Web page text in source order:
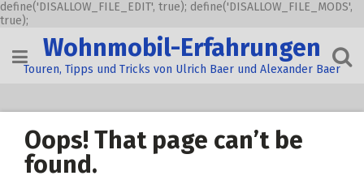
define('DISALLOW_FILE_EDIT', true); define('DISALLOW_FILE_MODS',
true);
content
Wohnmobil-Erfahrungen
Touren, Tipps und Tricks von Ulrich Baer und Alexander Baer
Oops! That page can’t be
found.